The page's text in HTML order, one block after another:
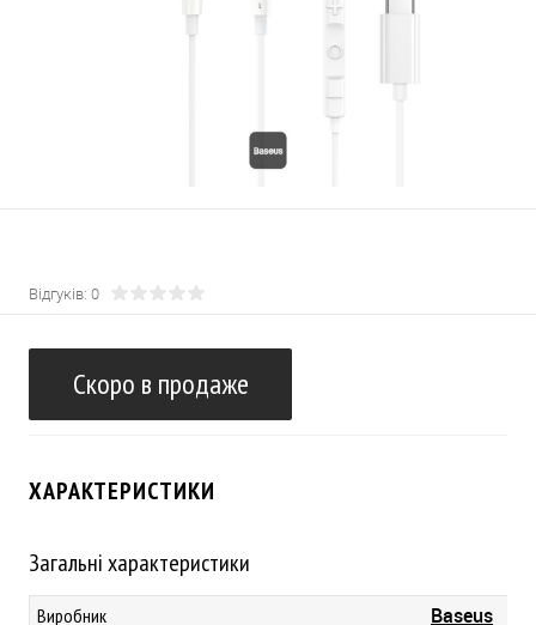
Відгуків: 0
Скоро в продаже
ХАРАКТЕРИСТИКИ
Загальні характеристики
Виробник Baseus